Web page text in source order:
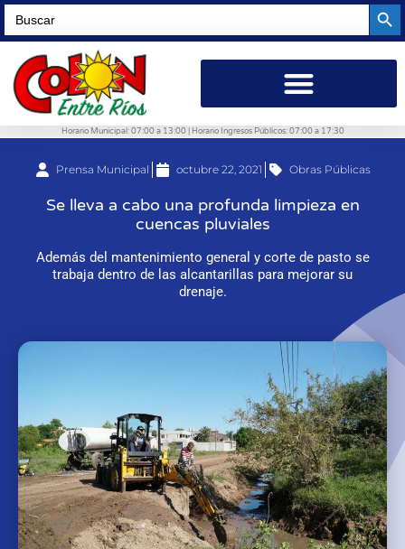
Search
for:
Horario Municipal: 07:00 a 13:00 | Horario Ingresos Públicos: 07:00 a 17:30
Prensa Municipal octubre 22, 2021 Obras Públicas
Se lleva a cabo una profunda limpieza en
cuencas pluviales
Además del mantenimiento general y corte de pasto se
trabaja dentro de las alcantarillas para mejorar su
drenaje.